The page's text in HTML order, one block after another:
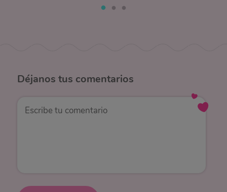
Déjanos tus comentarios